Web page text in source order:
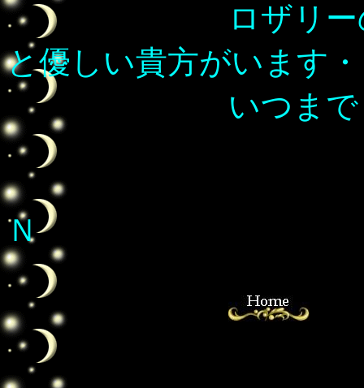
ロザリーの胸の
と優しい貴方がいます
いつまでも・
Ｎ